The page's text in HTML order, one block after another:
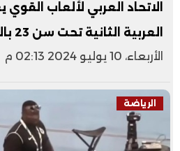
الاتحاد العربي لألعاب
العربية الثانية تحت سن 23 بالإسماعيلية
الأربعاء، 10 يوليو 2024 02:13 م
الرياضة